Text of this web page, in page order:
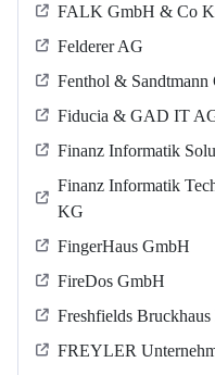
FALK GmbH & Co
Felderer AG
Fenthol & Sandtmann
Fiducia & GAD IT
Finanz Informatik
Finanz Informatik
KG
FingerHaus GmbH
FireDos GmbH
Freshfields
FREYLER